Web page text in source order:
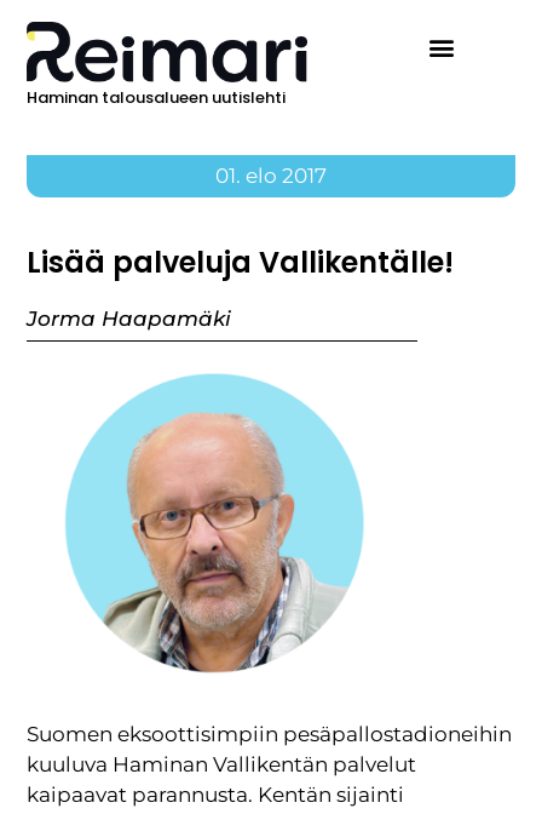
Haminan talousalueen uutislehti
01. elo 2017
Lisää palveluja Vallikentälle!
Jorma Haapamäki
Suomen eksoottisimpiin pesäpallostadioneihin
kuuluva Haminan Vallikentän palvelut
kaipaavat parannusta. Kentän sijainti